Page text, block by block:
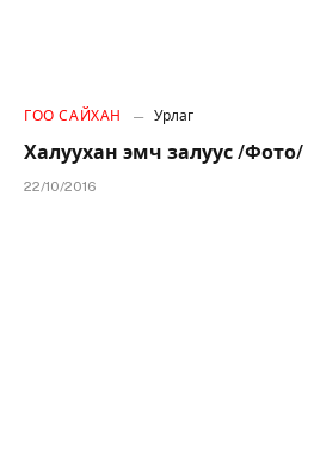
ГОО САЙХАН Урлаг
Халуухан эмч залуус /Фото/
22/10/2016